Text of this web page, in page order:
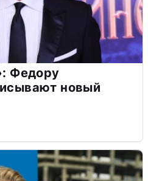
Федору
новый